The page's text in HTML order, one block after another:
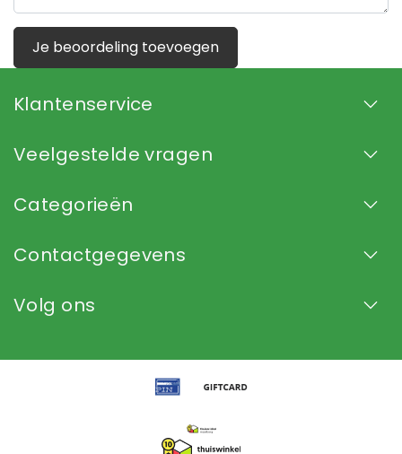
Je beoordeling toevoegen
Klantenservice
Veelgestelde vragen
Categorieën
Contactgegevens
Volg ons